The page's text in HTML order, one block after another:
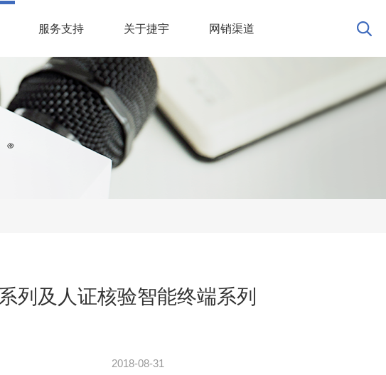
服务支持 关于捷宇 网销渠道
列及人证核验智能终端系列
2018-08-31